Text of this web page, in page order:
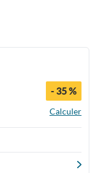
- 35 %
Calculer